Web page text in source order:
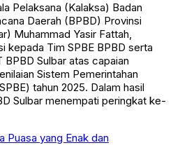
Pelaksana (Kalaksa) Badan
Daerah (BPBD) Provinsi
Muhammad Yasir Fattah,
kepada Tim SPBE BPBD serta
BPBD Sulbar atas capaian
Sistem Pemerintahan
tahun 2025. Dalam hasil
Sulbar menempati peringkat ke-